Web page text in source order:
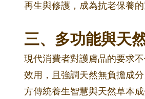
再生與修護，成為抗老保養的
三、多功能與天
現代消費者對護膚品的要求
效用，且強調天然無負擔成
方傳統養生智慧與天然草本